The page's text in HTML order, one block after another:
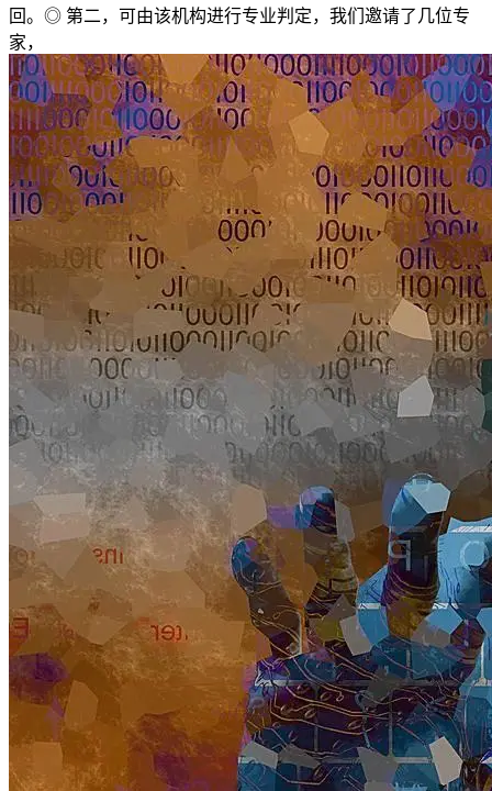
回。◎ 第二，可由该机构进行专业判定，我们邀请了几位专
家，